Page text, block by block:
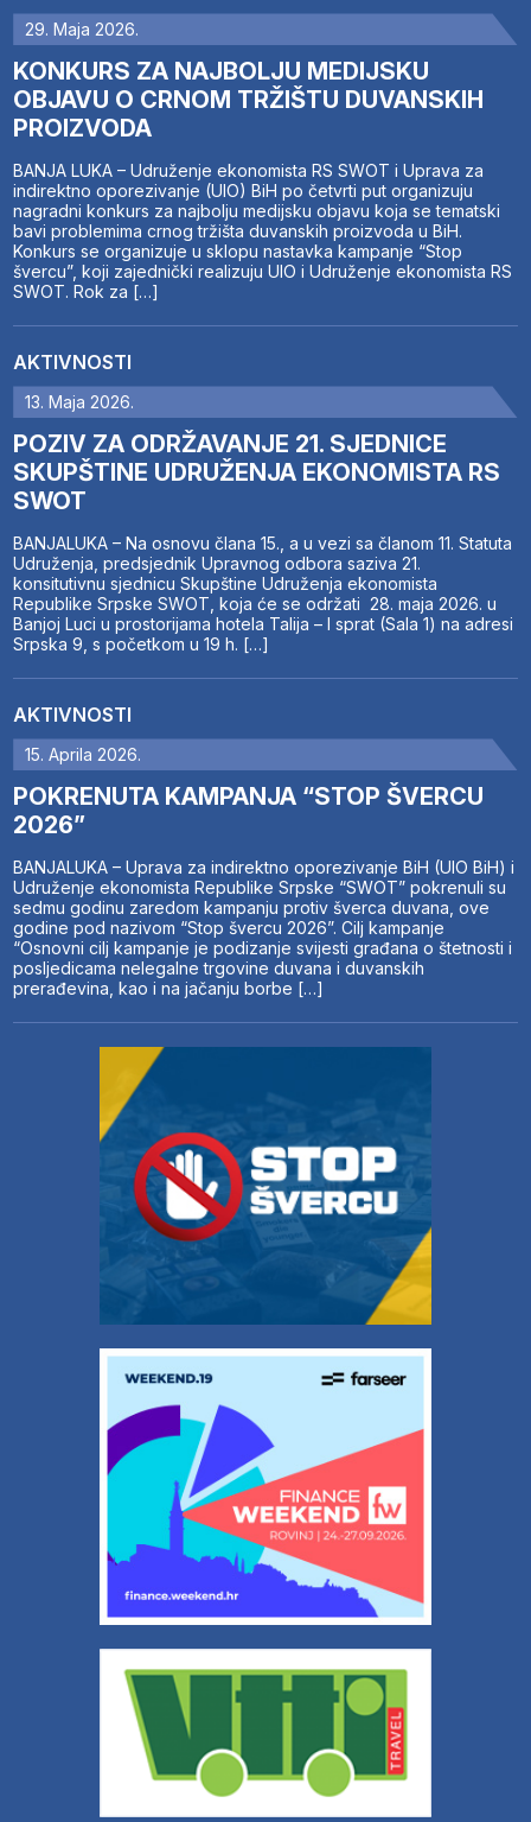
29. Maja 2026.
KONKURS ZA NAJBOLJU MEDIJSKU
OBJAVU O CRNOM TRŽIŠTU DUVANSKIH
PROIZVODA
BANJA LUKA – Udruženje ekonomista RS SWOT i Uprava za
indirektno oporezivanje (UIO) BiH po četvrti put organizuju
nagradni konkurs za najbolju medijsku objavu koja se tematski
bavi problemima crnog tržišta duvanskih proizvoda u BiH.
Konkurs se organizuje u sklopu nastavka kampanje “Stop
švercu”, koji zajednički realizuju UIO i Udruženje ekonomista RS
SWOT. Rok za […]
AKTIVNOSTI
13. Maja 2026.
POZIV ZA ODRŽAVANJE 21. SJEDNICE
SKUPŠTINE UDRUŽENJA EKONOMISTA RS
SWOT
BANJALUKA – Na osnovu člana 15., a u vezi sa članom 11. Statuta
Udruženja, predsjednik Upravnog odbora saziva 21.
konsitutivnu sjednicu Skupštine Udruženja ekonomista
Republike Srpske SWOT, koja će se održati 28. maja 2026. u
Banjoj Luci u prostorijama hotela Talija – I sprat (Sala 1) na adresi
Srpska 9, s početkom u 19 h. […]
AKTIVNOSTI
15. Aprila 2026.
POKRENUTA KAMPANJA “STOP ŠVERCU
2026”
BANJALUKA – Uprava za indirektno oporezivanje BiH (UIO BiH) i
Udruženje ekonomista Republike Srpske “SWOT” pokrenuli su
sedmu godinu zaredom kampanju protiv šverca duvana, ove
godine pod nazivom “Stop švercu 2026”. Cilj kampanje
“Osnovni cilj kampanje je podizanje svijesti građana o štetnosti i
posljedicama nelegalne trgovine duvana i duvanskih
prerađevina, kao i na jačanju borbe […]